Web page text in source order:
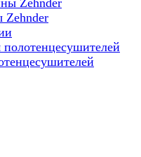
Zehnder
Zehnder